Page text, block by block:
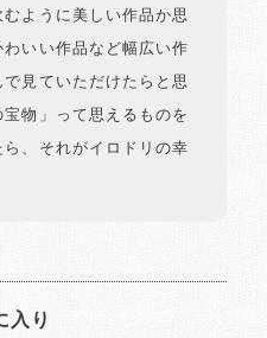
ように美しい作品か思
いい作品など幅広い作
見ていただけたらと思
物」って思えるものを
、それがイロドリの幸
入り